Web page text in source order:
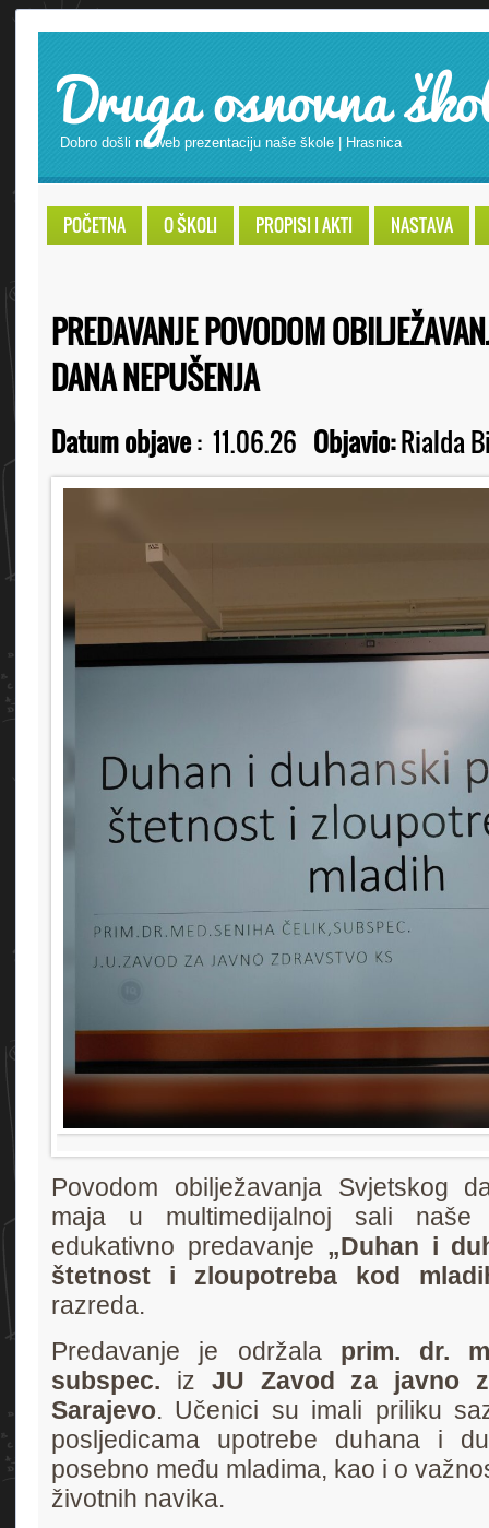
Druga osnovna
Dobro došli na web prezentaciju naše škole | Hrasnica
POČETNA O ŠKOLI PROPISI I AKTI NASTAVA
PREDAVANJE POVODOM
DANA NEPUŠENJA
Datum objave: 11.06.26 Objavio:Rialda
Povodom obilježavanja Svjetskog
maja u multimedijalnoj sali
edukativno predavanje „Duhan i
štetnost i zloupotreba kod
razreda.
Predavanje je održala prim. dr.
subspec. iz JU Zavod za javno
Sarajevo. Učenici su imali priliku
posljedicama upotrebe duhana i
posebno među mladima, kao i o
životnih navika.